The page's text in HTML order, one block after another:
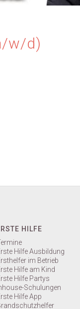
w/d)
HILFE
Hilfe Ausbildung
im Betrieb
Hilfe am Kind
Hilfe Partys
Schulungen
Hilfe App